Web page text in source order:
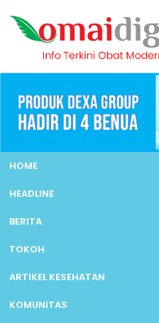
HOME
HEADLINE
BERITA
TOKOH
ARTIKEL KESEHATAN
KOMUNITAS